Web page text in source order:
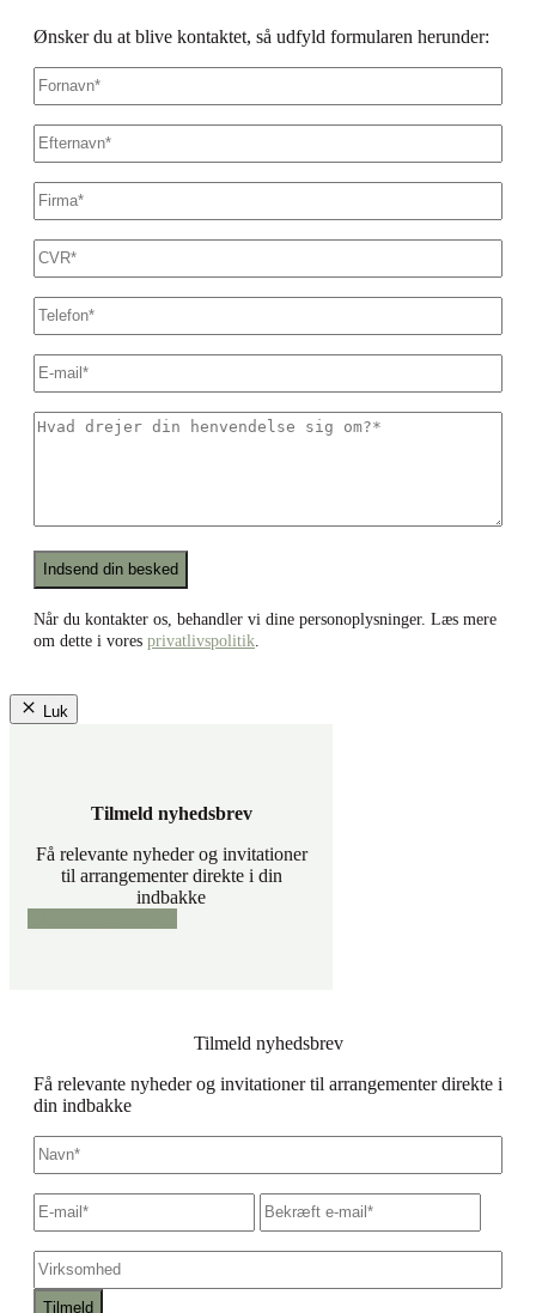
Ønsker du at blive kontaktet, så udfyld formularen herunder:
Fornavn*
Efternavn*
Firmanavn
CVR*
Dit
telefonnummer
E-
mail*
Hvad
om?
*Recaptcha
Når du kontakter os, behandler vi dine personoplysninger. Læs mere
om dette i vores privatlivspolitik.
Luk
Tilmeld nyhedsbrev
Få relevante nyheder og invitationer
til arrangementer direkte i din
indbakke
Tilmeld nyhedsbrev
Få relevante nyheder og invitationer til arrangementer direkte i
din indbakke
Navn *
E-
mail*
Skriv
e-
mail
mail
Virksomhed